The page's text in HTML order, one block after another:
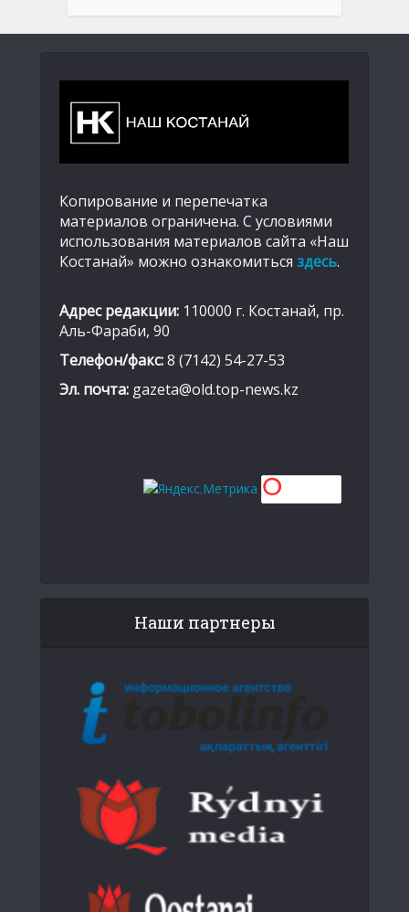
Копирование и перепечатка
материалов ограничена. С условиями
использования материалов сайта «Наш
Костанай» можно ознакомиться здесь.
Адрес редакции: 110000 г. Костанай, пр.
Аль-Фараби, 90
Телефон/факс:8 (7142) 54-27-53
Эл. почта: gazeta@old.top-news.kz
Наши партнеры